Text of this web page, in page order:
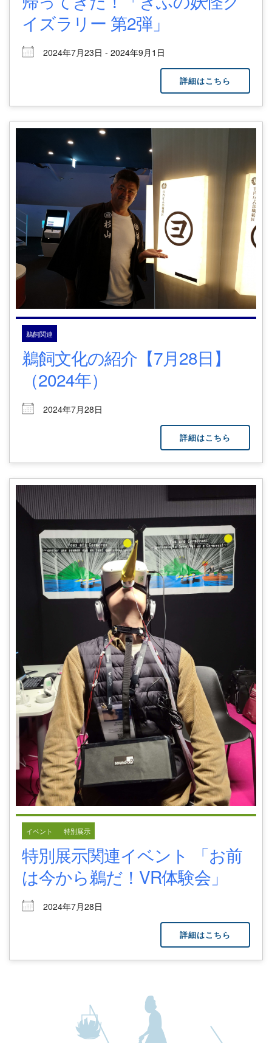
イズラリー 第2弾」
2024年7月23日 - 2024年9月1日
詳細はこちら
鵜飼関連
鵜飼文化の紹介【7月28日】
（2024年）
2024年7月28日
詳細はこちら
イベント 特別展示
特別展示関連イベント 「お前
は今から鵜だ！VR体験会」
2024年7月28日
詳細はこちら